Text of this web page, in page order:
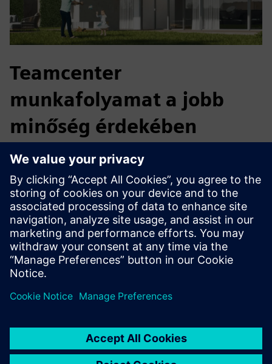
Teamcenter
munkafolyamat a jobb
minőség érdekében
A MACO az ellenőrzési dokumentumok automatizálásával
zökkenőmentes CAD—QA folyamatot hozott létre, amely
javította az alkatrészminőséget, csökkentette a költségeket
és megerősítette az innovációs vezető szerepet.